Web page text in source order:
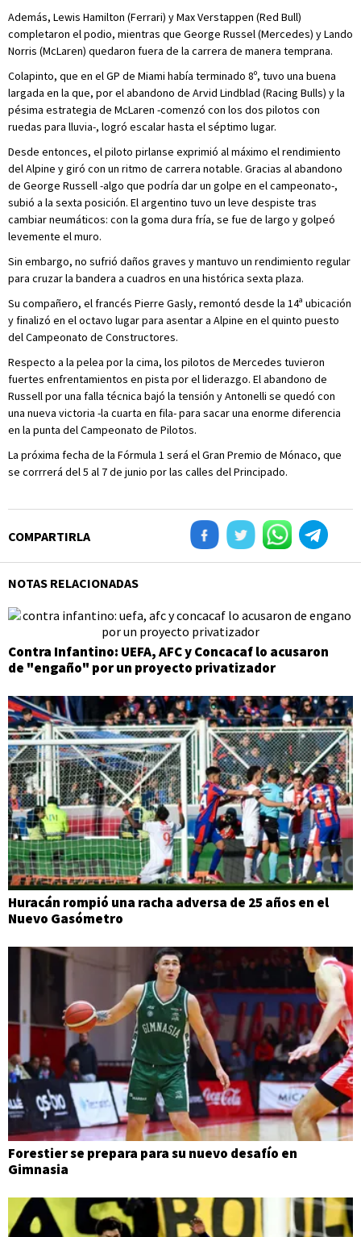
Además, Lewis Hamilton (Ferrari) y Max Verstappen (Red Bull)
completaron el podio, mientras que George Russel (Mercedes) y Lando
Norris (McLaren) quedaron fuera de la carrera de manera temprana.
Colapinto, que en el GP de Miami había terminado 8º, tuvo una buena
largada en la que, por el abandono de Arvid Lindblad (Racing Bulls) y la
pésima estrategia de McLaren -comenzó con los dos pilotos con
ruedas para lluvia-, logró escalar hasta el séptimo lugar.
Desde entonces, el piloto pirlanse exprimió al máximo el rendimiento
del Alpine y giró con un ritmo de carrera notable. Gracias al abandono
de George Russell -algo que podría dar un golpe en el campeonato-,
subió a la sexta posición. El argentino tuvo un leve despiste tras
cambiar neumáticos: con la goma dura fría, se fue de largo y golpeó
levemente el muro.
Sin embargo, no sufrió daños graves y mantuvo un rendimiento regular
para cruzar la bandera a cuadros en una histórica sexta plaza.
Su compañero, el francés Pierre Gasly, remontó desde la 14ª ubicación
y finalizó en el octavo lugar para asentar a Alpine en el quinto puesto
del Campeonato de Constructores.
Respecto a la pelea por la cima, los pilotos de Mercedes tuvieron
fuertes enfrentamientos en pista por el liderazgo. El abandono de
Russell por una falla técnica bajó la tensión y Antonelli se quedó con
una nueva victoria -la cuarta en fila- para sacar una enorme diferencia
en la punta del Campeonato de Pilotos.
La próxima fecha de la Fórmula 1 será el Gran Premio de Mónaco, que
se corrrerá del 5 al 7 de junio por las calles del Principado.
COMPARTIRLA
NOTAS RELACIONADAS
Contra Infantino: UEFA, AFC y Concacaf lo acusaron
de "engaño" por un proyecto privatizador
Huracán rompió una racha adversa de 25 años en el
Nuevo Gasómetro
Forestier se prepara para su nuevo desafío en
Gimnasia